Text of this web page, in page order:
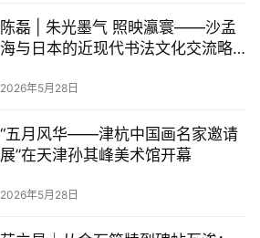
2026年6月5日
陈磊 | 朱光墨气 照映瀛寰——沙孟
2026年5月28日
“五月风华——津杭中国画名家邀请